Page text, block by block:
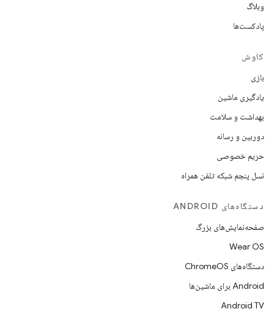
وبلاگ
پادکست‌ها
کاوش
بازی
یادگیری ماشین
بهداشت و سلامت
دوربین و رسانه
حریم خصوصی
نسل پنجم شبکه تلفن همراه
دستگاه‌های ANDROID
صفحه‌نمایش‌های بزرگ
Wear OS
دستگاه‌های ChromeOS
Android برای ماشین‌ها
Android TV